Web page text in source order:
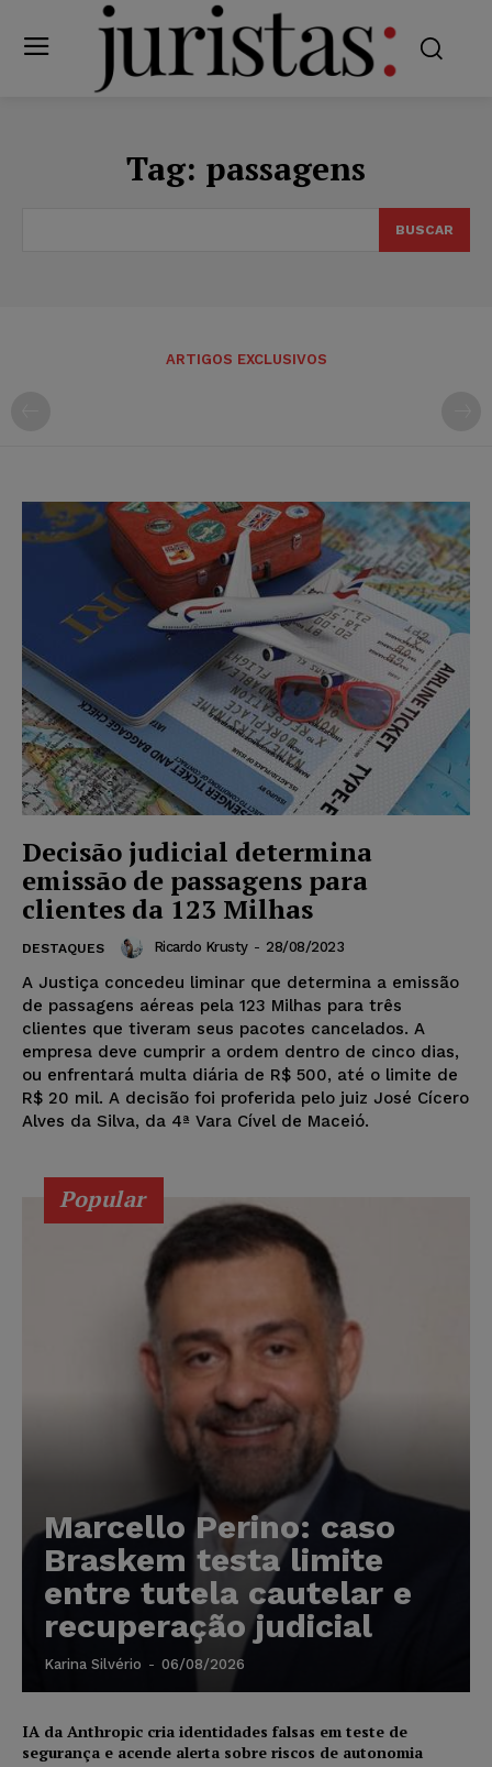
Tag: passagens
BUSCAR
ARTIGOS EXCLUSIVOS
Decisão judicial determina
emissão de passagens para
clientes da 123 Milhas
DESTAQUES Ricardo Krusty - 28/08/2023
A Justiça concedeu liminar que determina a emissão
de passagens aéreas pela 123 Milhas para três
clientes que tiveram seus pacotes cancelados. A
empresa deve cumprir a ordem dentro de cinco dias,
ou enfrentará multa diária de R$ 500, até o limite de
R$ 20 mil. A decisão foi proferida pelo juiz José Cícero
Alves da Silva, da 4ª Vara Cível de Maceió.
Popular
Marcello Perino: caso
Braskem testa limite
entre tutela cautelar e
recuperação judicial
Karina Silvério - 06/08/2026
IA da Anthropic cria identidades falsas em teste de
segurança e acende alerta sobre riscos de autonomia